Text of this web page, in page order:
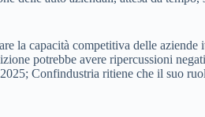
la capacità competitiva delle aziende
potrebbe avere ripercussioni
Confindustria ritiene che il suo